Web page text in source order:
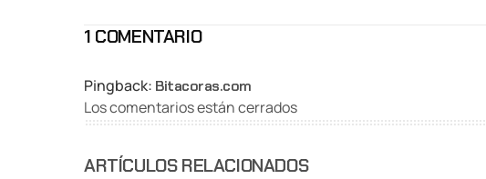
1 COMENTARIO
Pingback: Bitacoras.com
Los comentarios están cerrados
ARTÍCULOS RELACIONADOS